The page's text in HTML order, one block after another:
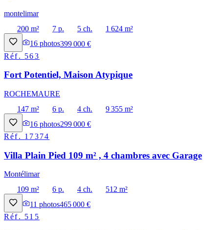
montelimar
200 m²
7 p. 5 ch.
1 624 m²
16 photos399 000 €
Réf. 563
Fort Potentiel, Maison Atypique
ROCHEMAURE
147 m²
6 p. 4 ch.
9 355 m²
16 photos299 000 €
Réf. 17374
Villa Plain Pied 109 m² , 4 chambres avec Garage
Montélimar
109 m²
6 p. 4 ch.
512 m²
11 photos465 000 €
Réf. 515